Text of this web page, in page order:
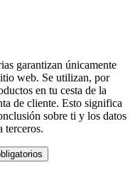
garantizan únicamente
web. Se utilizan, por
en tu cesta de la
de cliente. Esto significa
sobre ti y los datos
terceros.